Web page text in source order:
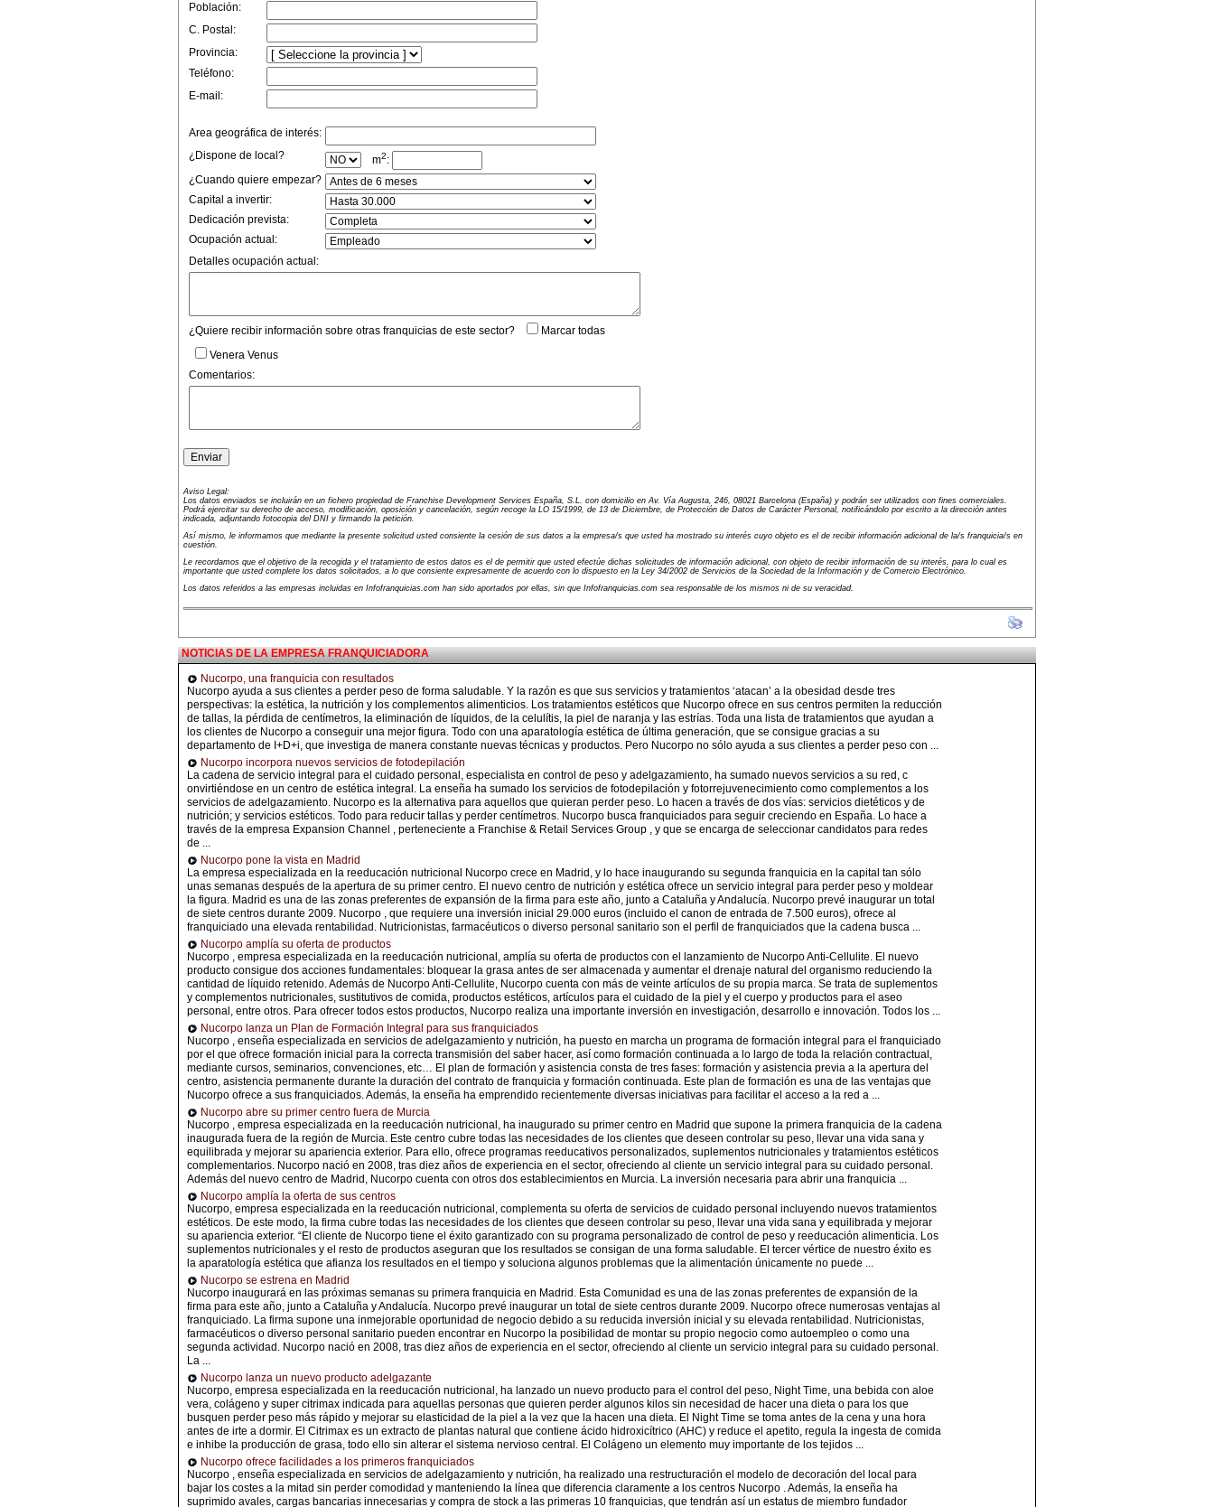
Población:
C. Postal:
Provincia:
Teléfono:
E-mail:
Area geográfica de interés:
¿Dispone de local?
m2:
¿Cuando quiere empezar?
Capital a invertir:
Dedicación prevista:
Ocupación actual:
Detalles ocupación actual:
¿Quiere recibir información sobre otras franquicias de este sector?
Marcar todas
Venera Venus
Comentarios:
Aviso Legal:
Los datos enviados se incluirán en un fichero propiedad de Franchise Development Services España, S.L. con domicilio en Av. Vía Augusta, 246, 08021 Barcelona (España) y podrán ser utilizados con fines comerciales.
Podrá ejercitar su derecho de acceso, modificación, oposición y cancelación, según recoge la LO 15/1999, de 13 de Diciembre, de Protección de Datos de Carácter Personal, notificándolo por escrito a la dirección antes
indicada, adjuntando fotocopia del DNI y firmando la petición.
Así mismo, le informamos que mediante la presente solicitud usted consiente la cesión de sus datos a la empresa/s que usted ha mostrado su interés cuyo objeto es el de recibir información adicional de la/s franquicia/s en
cuestión.
Le recordamos que el objetivo de la recogida y el tratamiento de estos datos es el de permitir que usted efectúe dichas solicitudes de información adicional, con objeto de recibir información de su interés, para lo cual es
importante que usted complete los datos solicitados, a lo que consiente expresamente de acuerdo con lo dispuesto en la Ley 34/2002 de Servicios de la Sociedad de la Información y de Comercio Electrónico.
Los datos referidos a las empresas incluidas en Infofranquicias.com han sido aportados por ellas, sin que Infofranquicias.com sea responsable de los mismos ni de su veracidad.
NOTICIAS DE LA EMPRESA FRANQUICIADORA
Nucorpo, una franquicia con resultados
Nucorpo ayuda a sus clientes a perder peso de forma saludable. Y la razón es que sus servicios y tratamientos ‘atacan’ a la obesidad desde tres
perspectivas: la estética, la nutrición y los complementos alimenticios. Los tratamientos estéticos que Nucorpo ofrece en sus centros permiten la reducción
de tallas, la pérdida de centímetros, la eliminación de líquidos, de la celulítis, la piel de naranja y las estrías. Toda una lista de tratamientos que ayudan a
los clientes de Nucorpo a conseguir una mejor figura. Todo con una aparatología estética de última generación, que se consigue gracias a su
departamento de I+D+i, que investiga de manera constante nuevas técnicas y productos. Pero Nucorpo no sólo ayuda a sus clientes a perder peso con ...
Nucorpo incorpora nuevos servicios de fotodepilación
La cadena de servicio integral para el cuidado personal, especialista en control de peso y adelgazamiento, ha sumado nuevos servicios a su red, c
onvirtiéndose en un centro de estética integral. La enseña ha sumado los servicios de fotodepilación y fotorrejuvenecimiento como complementos a los
servicios de adelgazamiento. Nucorpo es la alternativa para aquellos que quieran perder peso. Lo hacen a través de dos vías: servicios dietéticos y de
nutrición; y servicios estéticos. Todo para reducir tallas y perder centímetros. Nucorpo busca franquiciados para seguir creciendo en España. Lo hace a
través de la empresa Expansion Channel , perteneciente a Franchise & Retail Services Group , y que se encarga de seleccionar candidatos para redes
de ...
Nucorpo pone la vista en Madrid
La empresa especializada en la reeducación nutricional Nucorpo crece en Madrid, y lo hace inaugurando su segunda franquicia en la capital tan sólo
unas semanas después de la apertura de su primer centro. El nuevo centro de nutrición y estética ofrece un servicio integral para perder peso y moldear
la figura. Madrid es una de las zonas preferentes de expansión de la firma para este año, junto a Cataluña y Andalucía. Nucorpo prevé inaugurar un total
de siete centros durante 2009. Nucorpo , que requiere una inversión inicial 29.000 euros (incluido el canon de entrada de 7.500 euros), ofrece al
franquiciado una elevada rentabilidad. Nutricionistas, farmacéuticos o diverso personal sanitario son el perfil de franquiciados que la cadena busca ...
Nucorpo amplía su oferta de productos
Nucorpo , empresa especializada en la reeducación nutricional, amplía su oferta de productos con el lanzamiento de Nucorpo Anti-Cellulite. El nuevo
producto consigue dos acciones fundamentales: bloquear la grasa antes de ser almacenada y aumentar el drenaje natural del organismo reduciendo la
cantidad de líquido retenido. Además de Nucorpo Anti-Cellulite, Nucorpo cuenta con más de veinte artículos de su propia marca. Se trata de suplementos
y complementos nutricionales, sustitutivos de comida, productos estéticos, artículos para el cuidado de la piel y el cuerpo y productos para el aseo
personal, entre otros. Para ofrecer todos estos productos, Nucorpo realiza una importante inversión en investigación, desarrollo e innovación. Todos los ...
Nucorpo lanza un Plan de Formación Integral para sus franquiciados
Nucorpo , enseña especializada en servicios de adelgazamiento y nutrición, ha puesto en marcha un programa de formación integral para el franquiciado
por el que ofrece formación inicial para la correcta transmisión del saber hacer, así como formación continuada a lo largo de toda la relación contractual,
mediante cursos, seminarios, convenciones, etc… El plan de formación y asistencia consta de tres fases: formación y asistencia previa a la apertura del
centro, asistencia permanente durante la duración del contrato de franquicia y formación continuada. Este plan de formación es una de las ventajas que
Nucorpo ofrece a sus franquiciados. Además, la enseña ha emprendido recientemente diversas iniciativas para facilitar el acceso a la red a ...
Nucorpo abre su primer centro fuera de Murcia
Nucorpo , empresa especializada en la reeducación nutricional, ha inaugurado su primer centro en Madrid que supone la primera franquicia de la cadena
inaugurada fuera de la región de Murcia. Este centro cubre todas las necesidades de los clientes que deseen controlar su peso, llevar una vida sana y
equilibrada y mejorar su apariencia exterior. Para ello, ofrece programas reeducativos personalizados, suplementos nutricionales y tratamientos estéticos
complementarios. Nucorpo nació en 2008, tras diez años de experiencia en el sector, ofreciendo al cliente un servicio integral para su cuidado personal.
Además del nuevo centro de Madrid, Nucorpo cuenta con otros dos establecimientos en Murcia. La inversión necesaria para abrir una franquicia ...
Nucorpo amplía la oferta de sus centros
Nucorpo, empresa especializada en la reeducación nutricional, complementa su oferta de servicios de cuidado personal incluyendo nuevos tratamientos
estéticos. De este modo, la firma cubre todas las necesidades de los clientes que deseen controlar su peso, llevar una vida sana y equilibrada y mejorar
su apariencia exterior. “El cliente de Nucorpo tiene el éxito garantizado con su programa personalizado de control de peso y reeducación alimenticia. Los
suplementos nutricionales y el resto de productos aseguran que los resultados se consigan de una forma saludable. El tercer vértice de nuestro éxito es
la aparatología estética que afianza los resultados en el tiempo y soluciona algunos problemas que la alimentación únicamente no puede ...
Nucorpo se estrena en Madrid
Nucorpo inaugurará en las próximas semanas su primera franquicia en Madrid. Esta Comunidad es una de las zonas preferentes de expansión de la
firma para este año, junto a Cataluña y Andalucía. Nucorpo prevé inaugurar un total de siete centros durante 2009. Nucorpo ofrece numerosas ventajas al
franquiciado. La firma supone una inmejorable oportunidad de negocio debido a su reducida inversión inicial y su elevada rentabilidad. Nutricionistas,
farmacéuticos o diverso personal sanitario pueden encontrar en Nucorpo la posibilidad de montar su propio negocio como autoempleo o como una
segunda actividad. Nucorpo nació en 2008, tras diez años de experiencia en el sector, ofreciendo al cliente un servicio integral para su cuidado personal.
La ...
Nucorpo lanza un nuevo producto adelgazante
Nucorpo, empresa especializada en la reeducación nutricional, ha lanzado un nuevo producto para el control del peso, Night Time, una bebida con aloe
vera, colágeno y super citrimax indicada para aquellas personas que quieren perder algunos kilos sin necesidad de hacer una dieta o para los que
busquen perder peso más rápido y mejorar su elasticidad de la piel a la vez que la hacen una dieta. El Night Time se toma antes de la cena y una hora
antes de irte a dormir. El Citrimax es un extracto de plantas natural que contiene ácido hidroxicítrico (AHC) y reduce el apetito, regula la ingesta de comida
e inhibe la producción de grasa, todo ello sin alterar el sistema nervioso central. El Colágeno un elemento muy importante de los tejidos ...
Nucorpo ofrece facilidades a los primeros franquiciados
Nucorpo , enseña especializada en servicios de adelgazamiento y nutrición, ha realizado una restructuración el modelo de decoración del local para
bajar los costes a la mitad sin perder comodidad y manteniendo la línea que diferencia claramente a los centros Nucorpo . Además, la enseña ha
suprimido avales, cargas bancarias innecesarias y compra de stock a las primeras 10 franquicias, que tendrán así un estatus de miembro fundador